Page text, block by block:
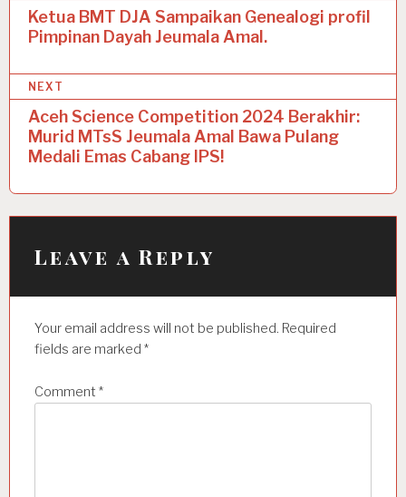
o
t
n
i
g
Ketua BMT DJA Sampaikan Genealogi profil
Pimpinan Dayah Jeumala Amal.
NEXT
Aceh Science Competition 2024 Berakhir:
Murid MTsS Jeumala Amal Bawa Pulang
Medali Emas Cabang IPS!
Leave a Reply
Your email address will not be published. Required
fields are marked *
Comment *